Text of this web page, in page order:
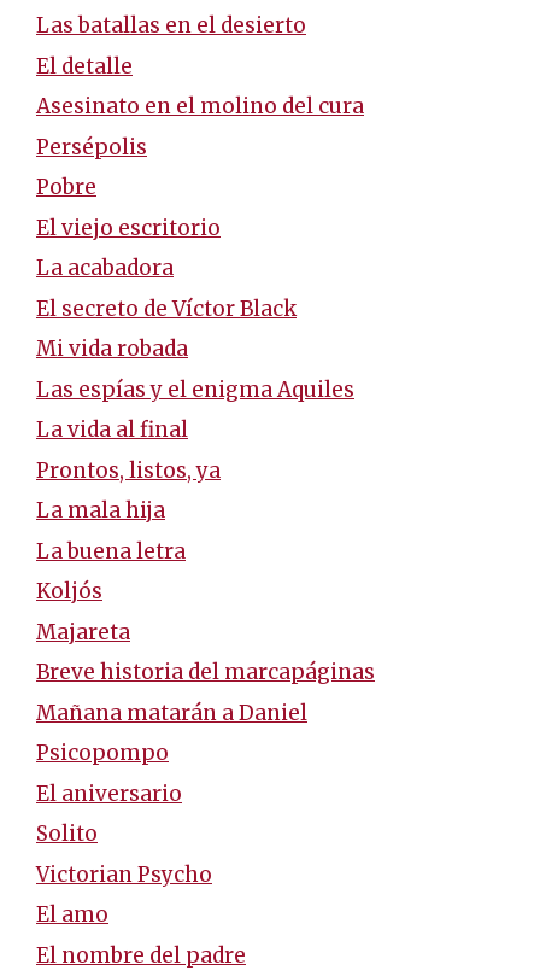
Las batallas en el desierto
El detalle
Asesinato en el molino del cura
Persépolis
Pobre
El viejo escritorio
La acabadora
El secreto de Víctor Black
Mi vida robada
Las espías y el enigma Aquiles
La vida al final
Prontos, listos, ya
La mala hija
La buena letra
Koljós
Majareta
Breve historia del marcapáginas
Mañana matarán a Daniel
Psicopompo
El aniversario
Solito
Victorian Psycho
El amo
El nombre del padre